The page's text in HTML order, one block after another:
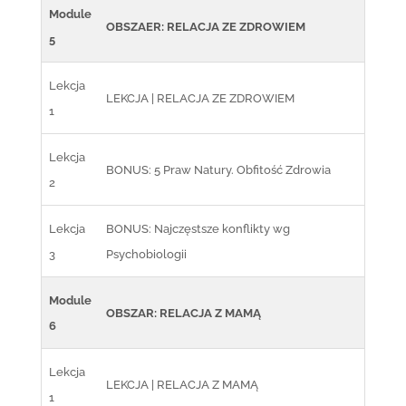
Module
5
OBSZAER: RELACJA ZE ZDROWIEM
Lekcja
1
LEKCJA | RELACJA ZE ZDROWIEM
Lekcja
2
BONUS: 5 Praw Natury. Obfitość Zdrowia
Lekcja
3
BONUS: Najczęstsze konflikty wg
Psychobiologii
Module
6
OBSZAR: RELACJA Z MAMĄ
Lekcja
1
LEKCJA | RELACJA Z MAMĄ